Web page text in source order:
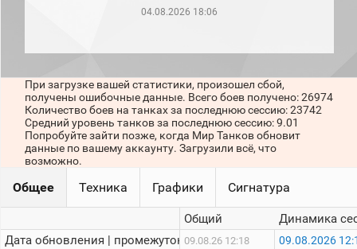
месяц)
игроков
последние
сессии)
1000
стримеров
04.08.2026 18:06
При загрузке вашей статистики, произошел сбой,
получены ошибочные данные. Всего боев получено: 26974
Количество боев на танках за последнюю сессию: 23742
Средний уровень танков за последнюю сессию: 9.01
Попробуйте зайти позже, когда Мир Танков обновит
данные по вашему аккаунту. Загрузили всё, что
возможно.
Общее Техника Графики Сигнатура
Дата обновления | промежуток:
Общий
09.08.26 12:18
Динамика
09.08.2026